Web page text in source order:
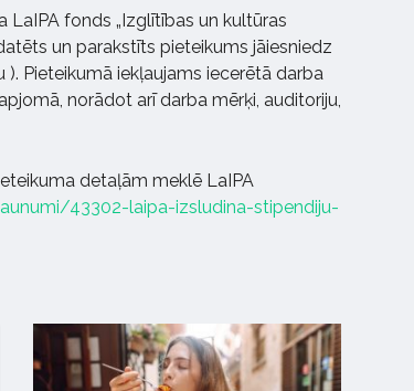
LaIPA fonds „Izglītības un kultūras
un parakstīts pieteikums jāiesniedz
). Pieteikumā iekļaujams iecerētā darba
norādot arī darba mērķi, auditoriju,
detaļām meklē LaIPA
43302-laipa-izsludina-stipendiju-